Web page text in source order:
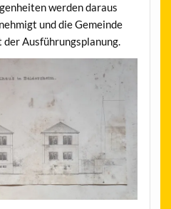
werden daraus
und die Gemeinde
Ausführungsplanung.